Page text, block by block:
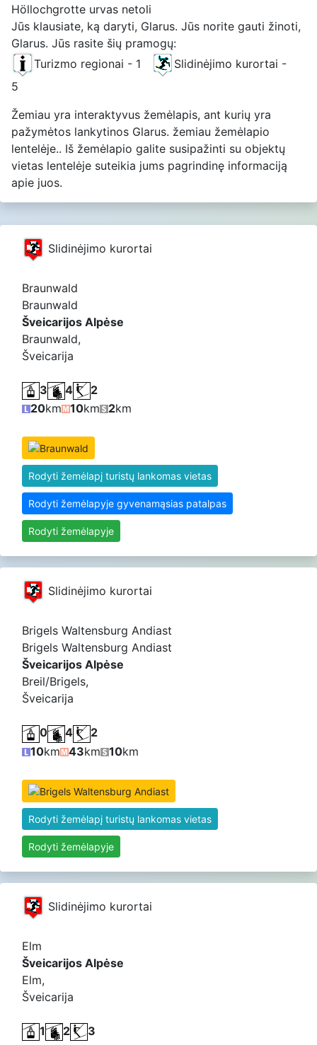
Höllochgrotte urvas netoli
Jūs klausiate, ką daryti, Glarus. Jūs norite gauti žinoti,
Glarus. Jūs rasite šių pramogų:
Turizmo regionai - 1
Slidinėjimo kurortai -
5
Žemiau yra interaktyvus žemėlapis, ant kurių yra
pažymėtos lankytinos Glarus. žemiau žemėlapio
lentelėje.. Iš žemėlapio galite susipažinti su objektų
vietas lentelėje suteikia jums pagrindinę informaciją
apie juos.
Slidinėjimo kurortai
Braunwald
Braunwald
Šveicarijos Alpėse
Braunwald,
Šveicarija
3 4
2
20km 10km 2km
Rodyti žemėlapį turistų lankomas vietas
Rodyti žemėlapyje gyvenamąsias patalpas
Rodyti žemėlapyje
Slidinėjimo kurortai
Brigels Waltensburg Andiast
Brigels Waltensburg Andiast
Šveicarijos Alpėse
Breil/Brigels,
Šveicarija
0 4
2
10km 43km 10km
Rodyti žemėlapį turistų lankomas vietas
Rodyti žemėlapyje
Slidinėjimo kurortai
Elm
Šveicarijos Alpėse
Elm,
Šveicarija
1 2
3